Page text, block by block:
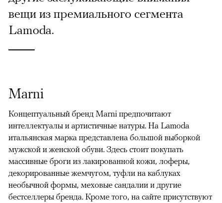
вещи из премиального сегмента
Lamoda.
Marni
Концептуальный бренд Marni предпочитают
интеллектуалы и артистичные натуры. На Lamoda
итальянская марка представлена большой выборкой
мужской и женской обуви. Здесь стоит покупать
массивные броги из лакированной кожи, лоферы,
декорированные жемчугом, туфли на каблуках
необычной формы, меховые сандалии и другие
бестселлеры бренда. Кроме того, на сайте присутствуют